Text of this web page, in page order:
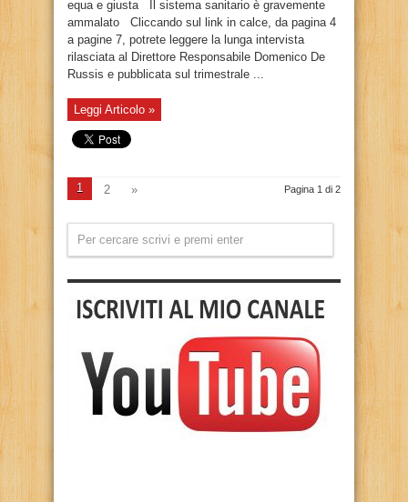
equa e giusta Il sistema sanitario è gravemente
ammalato Cliccando sul link in calce, da pagina 4
a pagine 7, potrete leggere la lunga intervista
rilasciata al Direttore Responsabile Domenico De
Russis e pubblicata sul trimestrale ...
Leggi Articolo »
Pagina 1 di 2
1 2 »